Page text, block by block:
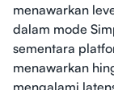
menawarkan
dalam mode
sementara
menawarkan